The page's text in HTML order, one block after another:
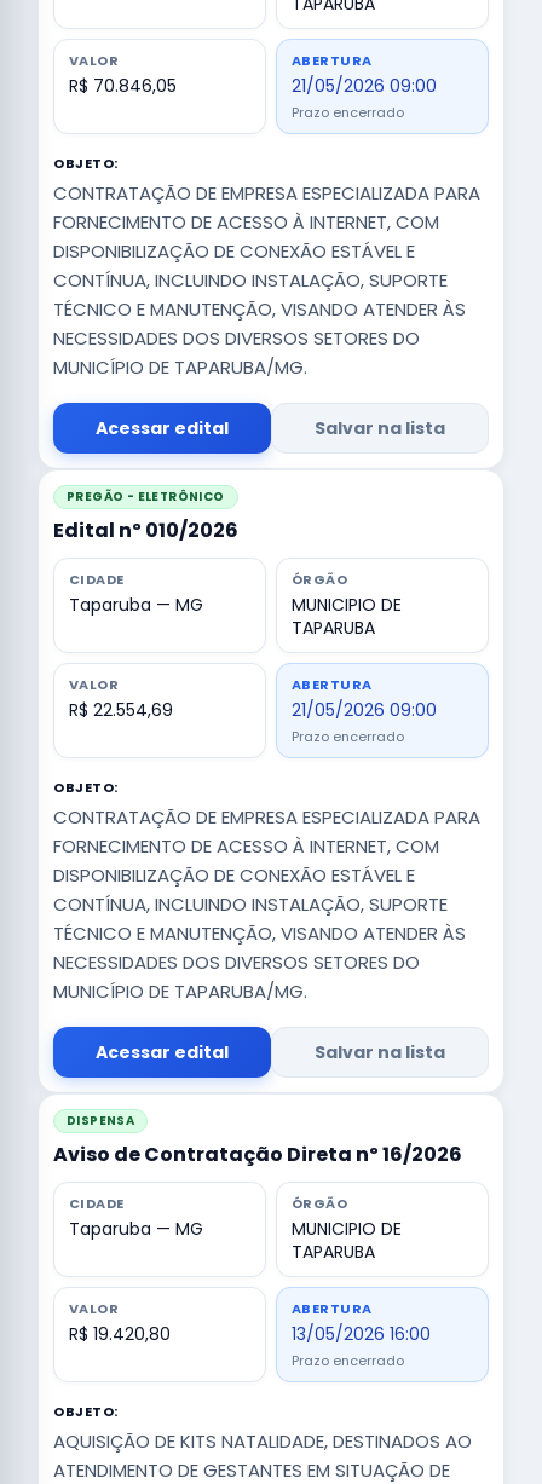
VALOR
R$ 70.846,05
ABERTURA
21/05/2026 09:00
Prazo encerrado
OBJETO:
CONTRATAÇÃO DE EMPRESA ESPECIALIZADA PARA
FORNECIMENTO DE ACESSO À INTERNET, COM
DISPONIBILIZAÇÃO DE CONEXÃO ESTÁVEL E
CONTÍNUA, INCLUINDO INSTALAÇÃO, SUPORTE
TÉCNICO E MANUTENÇÃO, VISANDO ATENDER ÀS
NECESSIDADES DOS DIVERSOS SETORES DO
MUNICÍPIO DE TAPARUBA/MG.
Acessar edital Salvar na lista
PREGÃO - ELETRÔNICO
Edital nº 010/2026
CIDADE
Taparuba — MG
ÓRGÃO
MUNICIPIO DE
TAPARUBA
VALOR
R$ 22.554,69
ABERTURA
21/05/2026 09:00
Prazo encerrado
OBJETO:
CONTRATAÇÃO DE EMPRESA ESPECIALIZADA PARA
FORNECIMENTO DE ACESSO À INTERNET, COM
DISPONIBILIZAÇÃO DE CONEXÃO ESTÁVEL E
CONTÍNUA, INCLUINDO INSTALAÇÃO, SUPORTE
TÉCNICO E MANUTENÇÃO, VISANDO ATENDER ÀS
NECESSIDADES DOS DIVERSOS SETORES DO
MUNICÍPIO DE TAPARUBA/MG.
Acessar edital Salvar na lista
DISPENSA
Aviso de Contratação Direta nº 16/2026
CIDADE
Taparuba — MG
ÓRGÃO
MUNICIPIO DE
TAPARUBA
VALOR
R$ 19.420,80
ABERTURA
13/05/2026 16:00
Prazo encerrado
OBJETO:
AQUISIÇÃO DE KITS NATALIDADE, DESTINADOS AO
ATENDIMENTO DE GESTANTES EM SITUAÇÃO DE